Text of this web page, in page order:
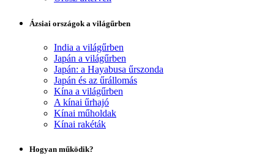
Ázsiai országok a világűrben
India a világűrben
Japán a világűrben
Japán: a Hayabusa űrszonda
Japán és az űrállomás
Kína a világűrben
A kínai űrhajó
Kínai műholdak
Kínai rakéták
Hogyan működik?